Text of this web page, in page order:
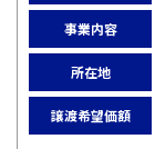
事業内容
所在地
譲渡希望価額